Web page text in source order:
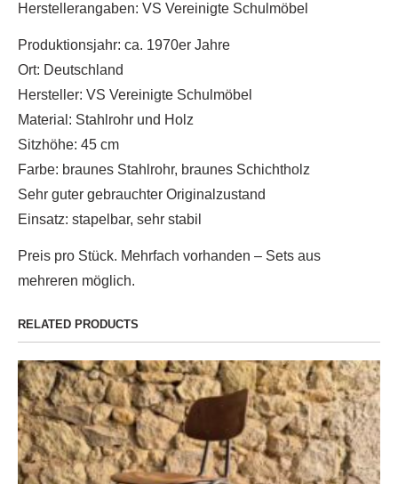
Herstellerangaben: VS Vereinigte Schulmöbel
Produktionsjahr: ca. 1970er Jahre
Ort: Deutschland
Hersteller: VS Vereinigte Schulmöbel
Material: Stahlrohr und Holz
Sitzhöhe: 45 cm
Farbe: braunes Stahlrohr, braunes Schichtholz
Sehr guter gebrauchter Originalzustand
Einsatz: stapelbar, sehr stabil
Preis pro Stück. Mehrfach vorhanden – Sets aus
mehreren möglich.
RELATED PRODUCTS